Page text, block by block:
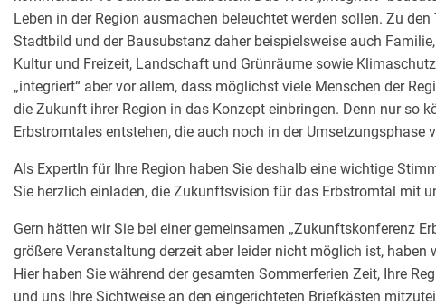
Leben in der Region ausmachen beleuchtet werden sollen. Zu
Stadtbild und der Bausubstanz daher beispielsweise auch
Kultur und Freizeit, Landschaft und Grünräume sowie
„integriert“ aber vor allem, dass möglichst viele Menschen der
die Zukunft ihrer Region in das Konzept einbringen. Denn nur so
Erbstromtales entstehen, die auch noch in der Umsetzungsphase
Als ExpertIn für Ihre Region haben Sie deshalb eine wichtige
Sie herzlich einladen, die Zukunftsvision für das Erbstromtal mit
Gern hätten wir Sie bei einer gemeinsamen „Zukunftskonferenz
größere Veranstaltung derzeit aber leider nicht möglich ist,
Hier haben Sie während der gesamten Sommerferien Zeit, Ihre
und uns Ihre Sichtweise an den eingerichteten Briefkästen